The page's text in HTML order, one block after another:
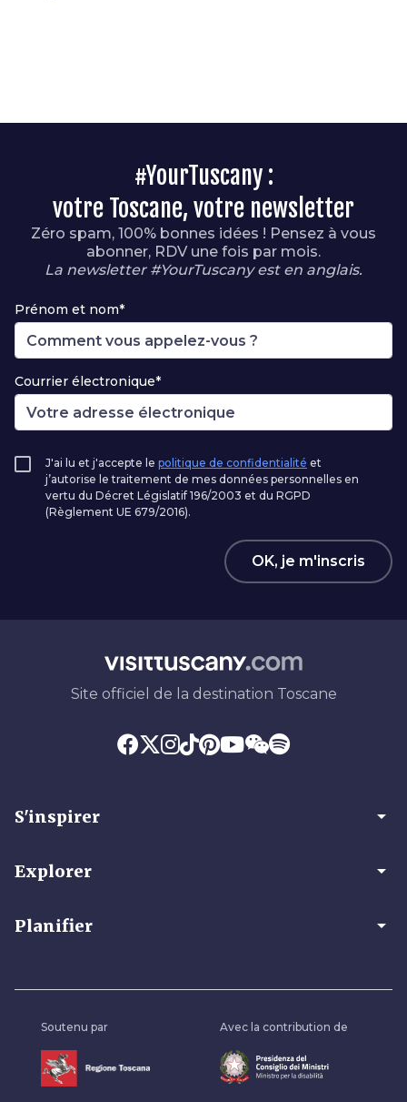
#YourTuscany :
votre Toscane, votre newsletter
Zéro spam, 100% bonnes idées ! Pensez à vous
abonner, RDV une fois par mois.
La newsletter #YourTuscany est en anglais.
Prénom et nom*
Courrier électronique*
J'ai lu et j'accepte le politique de confidentialité et
j’autorise le traitement de mes données personnelles en
vertu du Décret Législatif 196/2003 et du RGPD
(Règlement UE 679/2016).
OK, je m'inscris
Site officiel de la destination Toscane
S'inspirer arrow_drop_down
Explorer arrow_drop_down
Planifier arrow_drop_down
Soutenu par Avec la contribution de